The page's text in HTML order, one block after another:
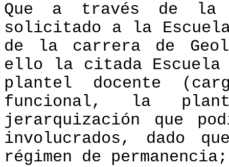
Que a través de la
solicitado a la
de la carrera de
ello la citada Escuela
plantel docente
funcional, la
jerarquización que
involucrados, dado
régimen de permanencia;